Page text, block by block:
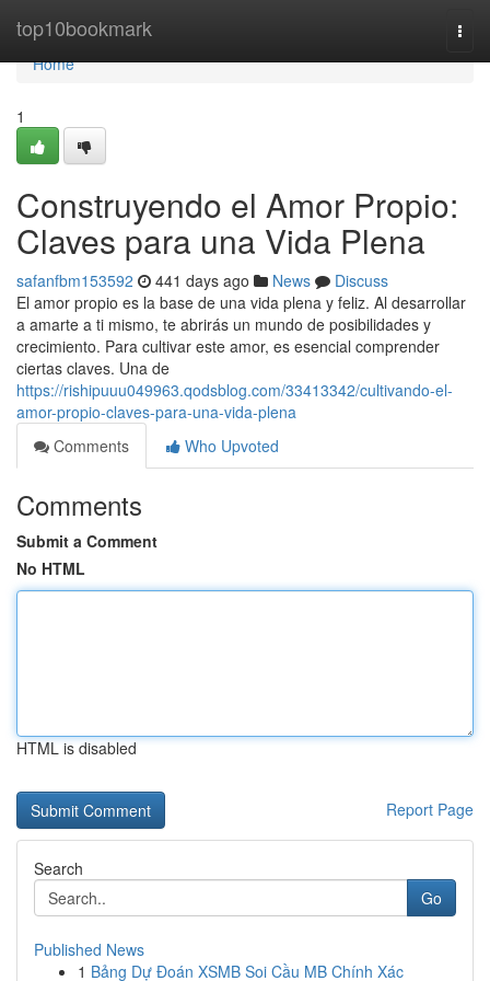
top10bookmark
Home
Home
1
Construyendo el Amor Propio:
Claves para una Vida Plena
safanfbm153592 441 days ago News
Discuss
El amor propio es la base de una vida plena y feliz. Al desarrollar
a amarte a ti mismo, te abrirás un mundo de posibilidades y
crecimiento. Para cultivar este amor, es esencial comprender
ciertas claves. Una de
https://rishipuuu049963.qodsblog.com/33413342/cultivando-el-
amor-propio-claves-para-una-vida-plena
Comments
Who Upvoted
Comments
Submit a Comment
No HTML
HTML is disabled
Report Page
Search
Go
Published News
1 Bảng Dự Đoán XSMB Soi Cầu MB Chính Xác